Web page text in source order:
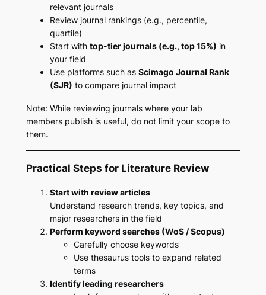
relevant journals
Review journal rankings (e.g., percentile,
quartile)
Start with top-tier journals (e.g., top 15%) in
your field
Use platforms such as Scimago Journal Rank
(SJR) to compare journal impact
Note: While reviewing journals where your lab
members publish is useful, do not limit your scope to
them.
Practical Steps for Literature Review
Start with review articles
Understand research trends, key topics, and
major researchers in the field
Perform keyword searches (WoS / Scopus)
Carefully choose keywords
Use thesaurus tools to expand related
terms
Identify leading researchers